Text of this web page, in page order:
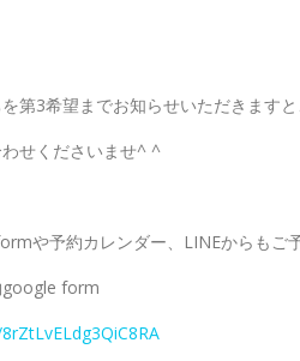
第3希望までお知らせいただきます
せくださいませ^ ^
や予約カレンダー、LINEからもご
google form